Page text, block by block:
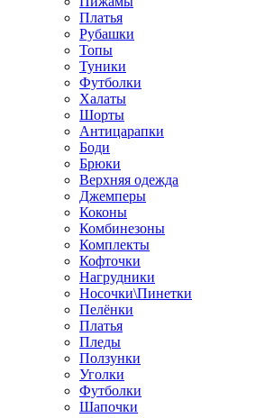
Платья
Рубашки
Топы
Туники
Футболки
Халаты
Шорты
Антицарапки
Боди
Брюки
Верхняя одежда
Джемперы
Коконы
Комбинезоны
Комплекты
Кофточки
Нагрудники
Носочки\Пинетки
Пелёнки
Платья
Пледы
Ползунки
Уголки
Футболки
Шапочки